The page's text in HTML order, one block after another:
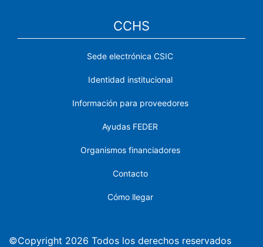
CCHS
Sede electrónica CSIC
Identidad institucional
Información para proveedores
Ayudas FEDER
Organismos financiadores
Contacto
Cómo llegar
©Copyright 2026 Todos los derechos reservados